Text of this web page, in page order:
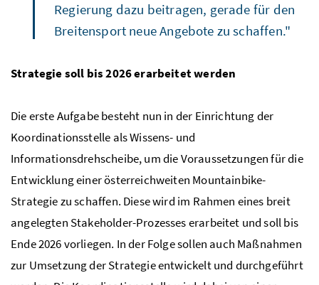
Regierung dazu beitragen, gerade für den
Breitensport neue Angebote zu schaffen."
Strategie soll bis 2026 erarbeitet werden
Die erste Aufgabe besteht nun in der Einrichtung der
Koordinationsstelle als Wissens- und
Informationsdrehscheibe, um die Voraussetzungen für die
Entwicklung einer österreichweiten Mountainbike-
Strategie zu schaffen. Diese wird im Rahmen eines breit
angelegten Stakeholder-Prozesses erarbeitet und soll bis
Ende 2026 vorliegen. In der Folge sollen auch Maßnahmen
zur Umsetzung der Strategie entwickelt und durchgeführt